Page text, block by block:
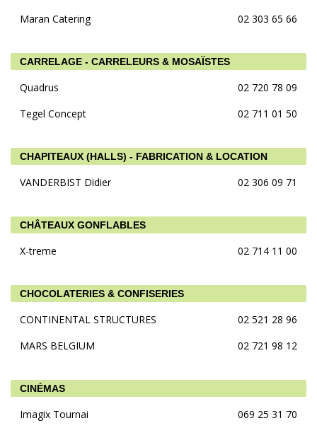
Maran Catering
02 303 65 66
CARRELAGE - CARRELEURS & MOSAÏSTES
Quadrus
02 720 78 09
Tegel Concept
02 711 01 50
CHAPITEAUX (HALLS) - FABRICATION & LOCATION
VANDERBIST Didier 02 306 09 71
CHÂTEAUX GONFLABLES
X-treme 02 714 11 00
CHOCOLATERIES & CONFISERIES
CONTINENTAL STRUCTURES
02 521 28 96
MARS BELGIUM
02 721 98 12
CINÉMAS
Imagix Tournai 069 25 31 70